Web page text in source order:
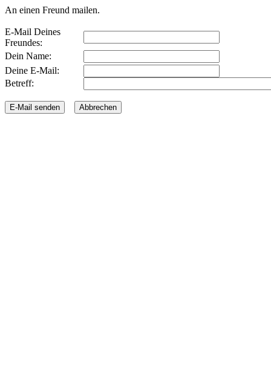
An einen Freund mailen.
E-Mail Deines
Freundes:
Dein Name:
Deine E-Mail:
Betreff: